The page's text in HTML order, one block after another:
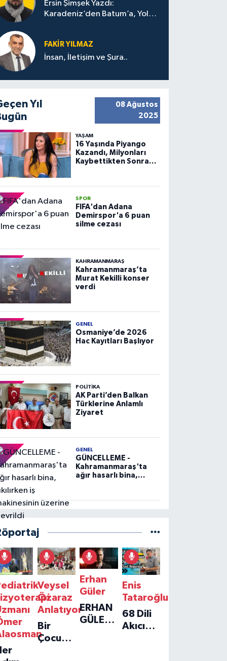
Ersin Şimşek Yazdı:
Karadeniz’den Batum’a, Yolun
FAKIR YILMAZ
İnsan, İletişim ve Şura..
Yıl
08 Ağustos
2025
YAŞAM
16 Yaşında Piyango
Kazandı, Milyonları
Kaybettikten Sonra
SPOR
FIFA'dan Adana
Demirspor'a 6 puan
silme cezası
KAHRAMANMARAŞ
Kahramanmaraş’ta
Murat Kekilli konser
verdi
GENEL
Osmaniye’de 2026
Hac Kayıtları Başlıyor
POLITIKA
AK Parti’den Balkan
Türklerine Anlamlı
Ziyaret
GENEL
GÜNCELLEME -
Kahramanmaraş'ta
ağır hasarlı bina,
devrildi
Veysel
Özaraz
Anlatıyor
Bir
Çocuğun
Erhan
Güler
ERHAN
GÜLER'IN
Enis
Tataroğlu
68 Dili
Akıcı